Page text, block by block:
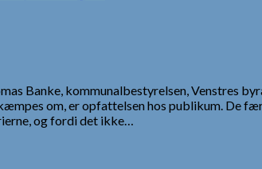
Banke, kommunalbestyrelsen, Venstres
om, er opfattelsen hos publikum. De
og fordi det ikke…